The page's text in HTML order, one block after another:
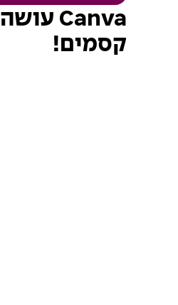
Canva עושה
קסמים!